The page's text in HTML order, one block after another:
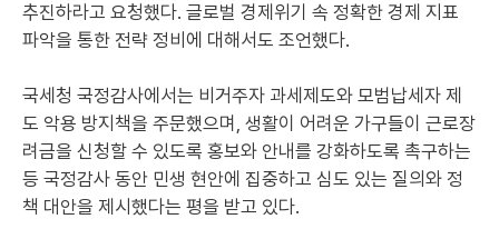
추진하라고 요청했다. 글로벌 경제위기 속 정확한 경제 지표
파악을 통한 전략 정비에 대해서도 조언했다.
국세청 국정감사에서는 비거주자 과세제도와 모범납세자 제
도 악용 방지책을 주문했으며, 생활이 어려운 가구들이 근로장
려금을 신청할 수 있도록 홍보와 안내를 강화하도록 촉구하는
등 국정감사 동안 민생 현안에 집중하고 심도 있는 질의와 정
책 대안을 제시했다는 평을 받고 있다.